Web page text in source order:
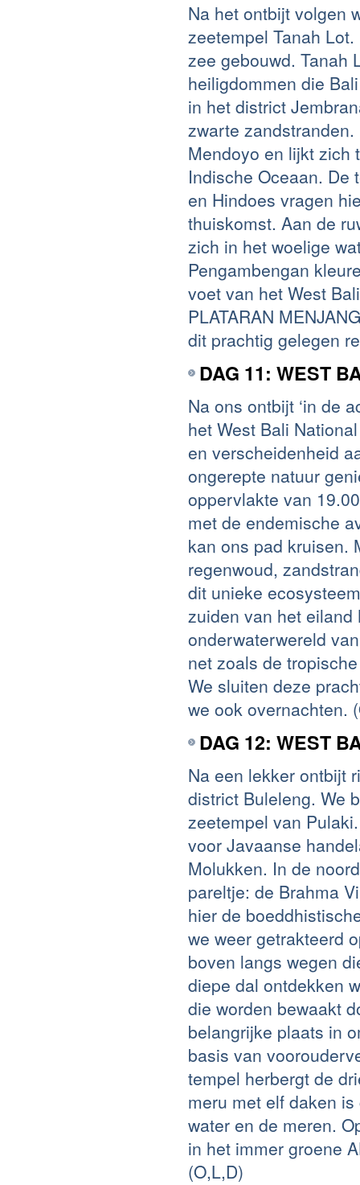
Na het ontbijt volgen
zeetempel Tanah
zee gebouwd. Tanah
heiligdommen die
in het district
zwarte
Mendoyo en lijkt zich
Indische Oceaan. De
en Hindoes vragen
thuiskomst. Aan de
zich in het woelige
Pengambengan
voet van het West
PLATARAN
dit prachtig gelegen
DAG 11: WEST
Na ons ontbijt ‘in de
het West Bali
en verscheidenheid
ongerepte natuur
oppervlakte van
met de endemische
kan ons pad kruisen.
regenwoud,
dit unieke
zuiden van het
onderwaterwereld
net zoals de
We sluiten deze
we ook overnachten.
DAG 12: WEST
Na een lekker ontbijt
district Buleleng. We
zeetempel van
voor Javaanse
Molukken. In de
pareltje: de Brahma
hier de
we weer getrakteerd
boven langs wegen
diepe dal ontdekken
die worden bewaakt
belangrijke plaats in
basis van
tempel herbergt de
meru met elf daken
water en de meren.
in het immer groene
(O,L,D)